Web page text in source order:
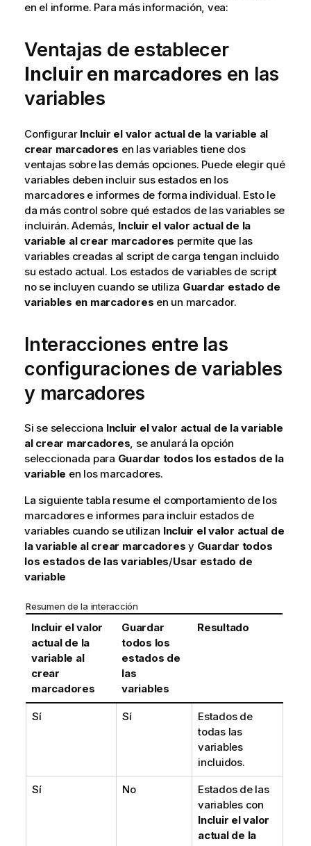
en el informe. Para más información, vea:
Ventajas de establecer
Incluir en marcadores en las
variables
Configurar Incluir el valor actual de la variable al
crear marcadores en las variables tiene dos
ventajas sobre las demás opciones. Puede elegir qué
variables deben incluir sus estados en los
marcadores e informes de forma individual. Esto le
da más control sobre qué estados de las variables se
incluirán. Además, Incluir el valor actual de la
variable al crear marcadores permite que las
variables creadas al script de carga tengan incluido
su estado actual. Los estados de variables de script
no se incluyen cuando se utiliza Guardar estado de
variables en marcadores en un marcador.
Interacciones entre las
configuraciones de variables
y marcadores
Si se selecciona Incluir el valor actual de la variable
al crear marcadores, se anulará la opción
seleccionada para Guardar todos los estados de la
variable en los marcadores.
La siguiente tabla resume el comportamiento de los
marcadores e informes para incluir estados de
variables cuando se utilizan Incluir el valor actual de
la variable al crear marcadores y Guardar todos
los estados de las variables/Usar estado de
variable
Resumen de la interacción
Incluir el valor
actual de la
variable al
crear
marcadores
Guardar
todos los
estados de
las
variables
Resultado
Sí Sí
Estados de
todas las
variables
incluidos.
Sí No
Estados de las
variables con
Incluir el valor
actual de la